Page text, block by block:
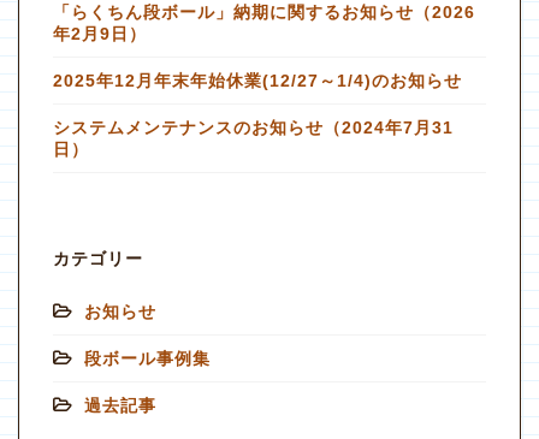
「らくちん段ボール」納期に関するお知らせ（2026
年2月9日）
2025年12月年末年始休業(12/27～1/4)のお知らせ
システムメンテナンスのお知らせ（2024年7月31
日）
カテゴリー
お知らせ
段ボール事例集
過去記事